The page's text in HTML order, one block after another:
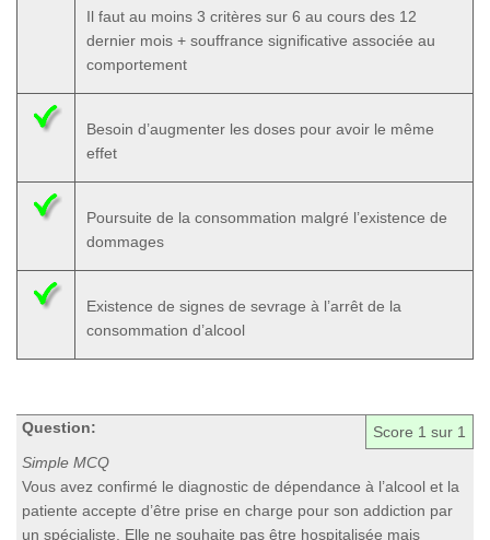
Il faut au moins 3 critères sur 6 au cours des 12
dernier mois + souffrance significative associée au
comportement
Besoin d’augmenter les doses pour avoir le même
effet
Poursuite de la consommation malgré l’existence de
dommages
Existence de signes de sevrage à l’arrêt de la
consommation d’alcool
Score 1 sur 1
Question:
Simple MCQ
Vous avez confirmé le diagnostic de dépendance à l’alcool et la
patiente accepte d’être prise en charge pour son addiction par
un spécialiste. Elle ne souhaite pas être hospitalisée mais